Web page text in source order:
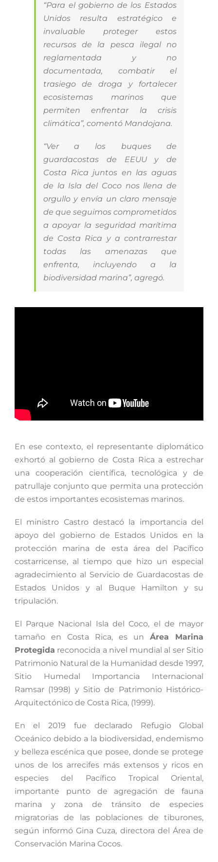
“Para el gobierno de los Estados
Unidos resulta estratégico e
invaluable proteger estos
recursos de la pesca ilegal no
reglamentada y no
documentada, combatir el
trasiego de droga y fortalecer
ecosistemas marinos que
permiten enfrentar la crisis
climática”, comentó Mandojana.
“Ver a los buques de
guardacostas de EEUU y de
Costa Rica juntos en las aguas
de la Isla del Coco nos llena de
orgullo y envía un claro mensaje
de que seguimos comprometidos
a apoyar la seguridad marítima
de Costa Rica y a contrarrestar
todas las amenazas que
enfrenta, incluyendo a la
biodiversidad marina”, agregó.
En ese contexto, el representante diplomático
exhortó al gobierno de Costa Rica a estrechar
una cooperación científica, tecnológica y de
patrullaje conjunto que permita una protección
de estos importantes ecosistemas marinos.
El ministro Castro destacó la importancia del
apoyo del gobierno de Estados Unidos en la
protección marina de esta área del Pacífico
costarricense, al tiempo que hizo un especial
agradecimiento al Servicio de Guardacostas de
Estados Unidos y al Buque Hamilton y su
tripulación.
El Parque Nacional Isla del Coco, el de mayor
tamaño en Costa Rica, es unÁrea Marina
Protegida reconocida a nivel mundial al ser Sitio
Patrimonio Natural de la Humanidad desde 1997,
Sitio Humedal Importancia Internacional
Ramsar (1998) y Sitio de Patrimonio Histórico-
Arquitectónico de Costa Rica, (1999).
En el 2019 fue declarado Refugio Global
Oceánico debido a la biodiversidad, endemismo
y belleza escénica que posee, donde se protege
unos de los arrecifes más extensos y ricos en
especies del Pacífico Tropical Oriental,
importante punto de agregación de fauna
marina y zona de tránsito de especies
migratorias de las poblaciones de tiburones,
según informó Gina Cuza, directora del Área de
Conservación Marina Cocos.